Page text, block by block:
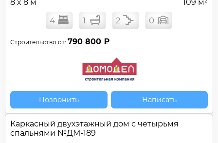
8 x 8 м 109 м²
4 1 2 0
Строительство от: 790 800 ₽
Позвонить Написать
Каркасный двухэтажный дом с четырьмя
спальнями №ДМ-189